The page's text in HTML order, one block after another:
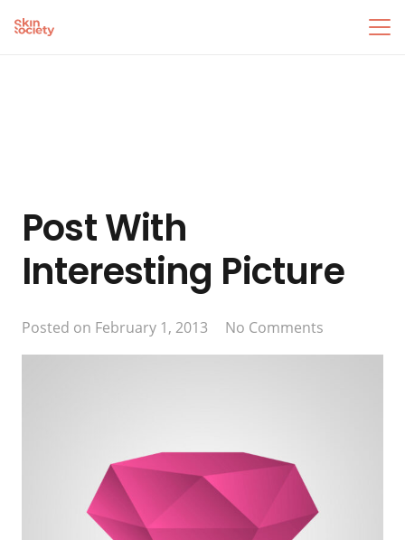
Post With
Interesting Picture
Posted on February 1, 2013 No Comments